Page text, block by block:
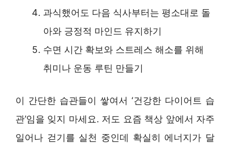
과식했어도 다음 식사부터는 평소대로 돌
아와 긍정적 마인드 유지하기
수면 시간 확보와 스트레스 해소를 위해
취미나 운동 루틴 만들기
이 간단한 습관들이 쌓여서 ‘건강한 다이어트 습
관’임을 잊지 마세요. 저도 요즘 책상 앞에서 자주
일어나 걷기를 실천 중인데 확실히 에너지가 달